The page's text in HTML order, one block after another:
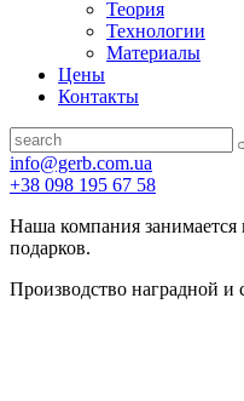
Теория
Технологии
Материалы
Цены
Контакты
info@gerb.com.ua
+38 098 195 67 58
Наша компания
подарков.
Производство наградной и